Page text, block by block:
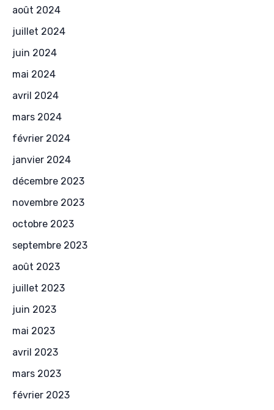
août 2024
juillet 2024
juin 2024
mai 2024
avril 2024
mars 2024
février 2024
janvier 2024
décembre 2023
novembre 2023
octobre 2023
septembre 2023
août 2023
juillet 2023
juin 2023
mai 2023
avril 2023
mars 2023
février 2023